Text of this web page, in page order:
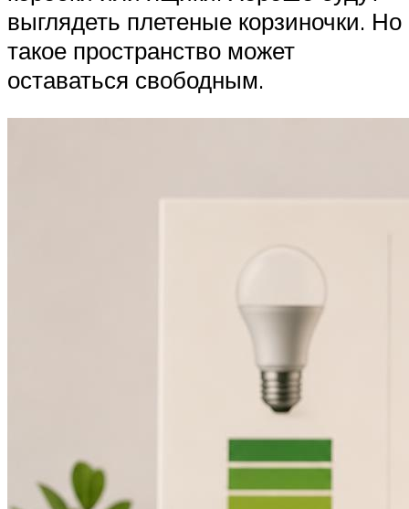
выглядеть плетеные корзиночки. Но
такое пространство может
оставаться свободным.